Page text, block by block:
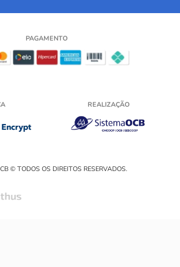
PAGAMENTO
REALIZAÇÃO
© TODOS OS DIREITOS RESERVADOS.